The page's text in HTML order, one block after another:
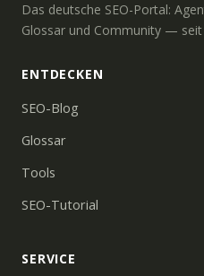
Das deutsche SEO-Portal:
Glossar und Community — seit
ENTDECKEN
SEO-Blog
Glossar
Tools
SEO-Tutorial
SERVICE